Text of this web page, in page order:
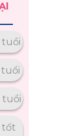
tuổi
tuổi
tuổi
tốt